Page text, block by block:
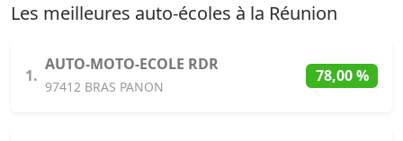
Les meilleures auto-écoles à la Réunion
1.
AUTO-MOTO-ECOLE RDR
97412 BRAS PANON
78,00 %